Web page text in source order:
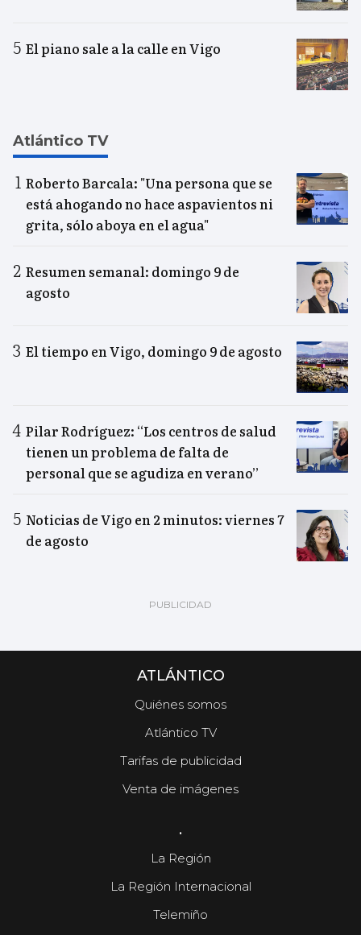
El piano sale a la calle en Vigo
Atlántico TV
Roberto Barcala: "Una persona que se
está ahogando no hace aspavientos ni
grita, sólo aboya en el agua"
Resumen semanal: domingo 9 de
agosto
El tiempo en Vigo, domingo 9 de agosto
Pilar Rodríguez: “Los centros de salud
tienen un problema de falta de
personal que se agudiza en verano”
Noticias de Vigo en 2 minutos: viernes 7
de agosto
ATLÁNTICO
Quiénes somos
Atlántico TV
Tarifas de publicidad
Venta de imágenes
.
La Región
La Región Internacional
Telemiño